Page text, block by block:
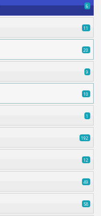
6
11
20
9
10
1
192
12
49
58